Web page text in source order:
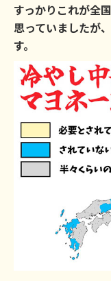
すっかりこれが全
思っていましたが
す。